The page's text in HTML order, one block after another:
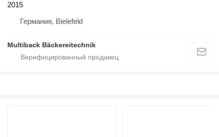
2015
Германия, Bielefeld
Multiback Bäckereitechnik